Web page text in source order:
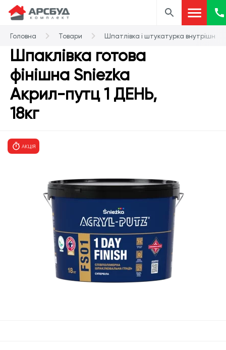
Головна Товари Шпатлівка і штукатурка внутрішня
Шпаклівка готова
фінішна Sniezka
Акрил-путц 1 ДЕНЬ,
18кг
АКЦІЯ